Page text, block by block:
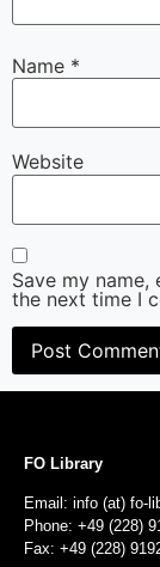
Name *
Website
Save my
the next time I
FO Library
Email: info (at) fo-
Phone: +49 (228)
Fax: +49 (228)